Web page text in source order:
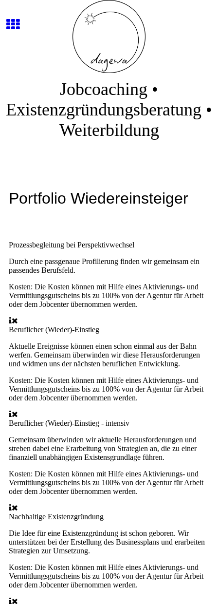
Jobcoaching •
Existenzgründungsberatung •
Weiterbildung
Portfolio Wiedereinsteiger
Prozessbegleitung bei Perspektivwechsel
Durch eine passgenaue Profilierung finden wir gemeinsam ein
passendes Berufsfeld.
Kosten: Die Kosten können mit Hilfe eines Aktivierungs- und
Vermittlungsgutscheins bis zu 100% von der Agentur für Arbeit
oder dem Jobcenter übernommen werden.
Beruflicher (Wieder)-Einstieg
Aktuelle Ereignisse können einen schon einmal aus der Bahn
werfen. Gemeinsam überwinden wir diese Herausforderungen
und widmen uns der nächsten beruflichen Entwicklung.
Kosten: Die Kosten können mit Hilfe eines Aktivierungs- und
Vermittlungsgutscheins bis zu 100% von der Agentur für Arbeit
oder dem Jobcenter übernommen werden.
Beruflicher (Wieder)-Einstieg - intensiv
Gemeinsam überwinden wir aktuelle Herausforderungen und
streben dabei eine Erarbeitung von Strategien an, die zu einer
finanziell unabhängigen Existensgrundlage führen.
Kosten: Die Kosten können mit Hilfe eines Aktivierungs- und
Vermittlungsgutscheins bis zu 100% von der Agentur für Arbeit
oder dem Jobcenter übernommen werden.
Nachhaltige Existenzgründung
Die Idee für eine Existenzgründung ist schon geboren. Wir
unterstützen bei der Erstellung des Businessplans und erarbeiten
Strategien zur Umsetzung.
Kosten: Die Kosten können mit Hilfe eines Aktivierungs- und
Vermittlungsgutscheins bis zu 100% von der Agentur für Arbeit
oder dem Jobcenter übernommen werden.